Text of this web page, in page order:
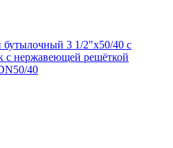
3 1/2"x50/40 с
с нержавеющей решёткой
40